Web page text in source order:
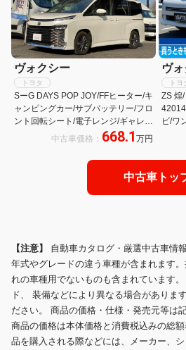
ヴォクシー
トヨタ
SーG DAYS POP JOY/FFヒーター/キ
ャンピングカー/サブバッテリー/フロ
ント回転シート/電子レンジ/ギャレ
ー/冷蔵庫/ポップアップルーフ/ナ
ビ/ETC/クルーズコントロール/キャ
中古車価格： 668.1 万円
ヴ
トヨ
ZS 煌
ビ/ワ
両側
&P
ンカ
ザー//
中古車トッ
【注意】 自動車カタログ・厳選中古車情
年式やグレードの違う車種が含まれます
れの車種用でないものも含まれています
ド、 装備などにより異なる場合がありま
ださい。 商品の価格・仕様・発売元等は
商品の価格は本体価格と消費税込みの総
品を購入される際などには、メーカー、